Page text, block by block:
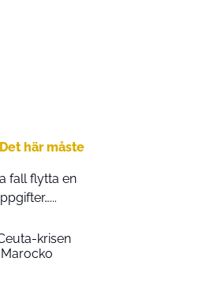
här måste
fall flytta en
krisen